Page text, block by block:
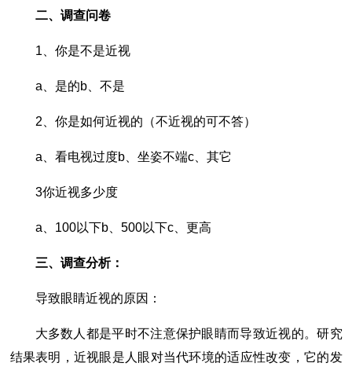
二、调查问卷
1、你是不是近视
a、是的b、不是
2、你是如何近视的（不近视的可不答）
a、看电视过度b、坐姿不端c、其它
3你近视多少度
a、100以下b、500以下c、更高
三、调查分析：
导致眼睛近视的原因：
大多数人都是平时不注意保护眼睛而导致近视的。研究
结果表明，近视眼是人眼对当代环境的适应性改变，它的发